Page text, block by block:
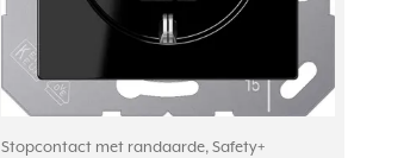
Stopcontact met randaarde, Safety+